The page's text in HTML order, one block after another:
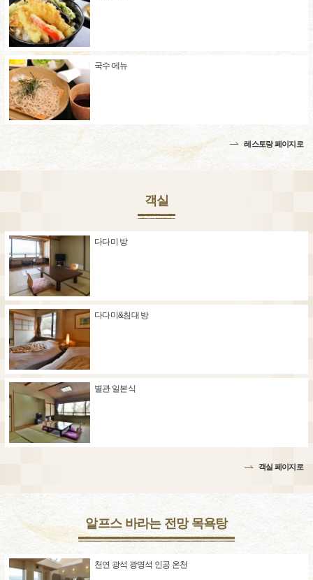
국수 메뉴
레스토랑 페이지로
객실
다다미 방
다다미&침대 방
별관 일본식
객실 페이지로
알프스 바라는 전망 목욕탕
천연 광석 광명석 인공 온천